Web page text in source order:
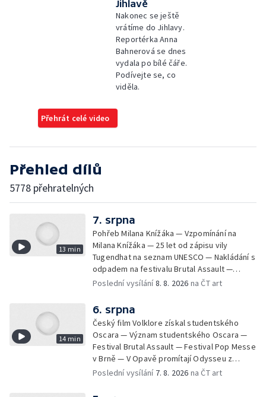
Jihlavě
Nakonec se ještě
vrátíme do Jihlavy.
Reportérka Anna
Bahnerová se dnes
vydala po bílé čáře.
Podívejte se, co
viděla.
Přehrát celé video
Přehled dílů
5778 přehratelných
13 min
7. srpna
Pohřeb Milana Knížáka — Vzpomínání na
Milana Knížáka — 25 let od zápisu vily
Tugendhat na seznam UNESCO — Nakládání s
odpadem na festivalu Brutal Assault —
Koncert Marka Ztraceného na Letenské pláni
Poslední vysílání8. 8. 2026 na ČT art
14 min
6. srpna
Český film Volklore získal studentského
Oscara — Význam studentského Oscara —
Festival Brutal Assault — Festival Pop Messe
v Brně — V Opavě promítají Odysseu z
filmového pásu
Poslední vysílání 7. 8. 2026 na ČT art